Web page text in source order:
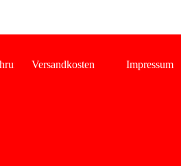
Menü überspringen
Versandkosten Impressum